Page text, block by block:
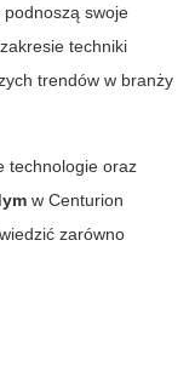
swoje
techniki
trendów w branży
technologie oraz
w Centurion
zarówno